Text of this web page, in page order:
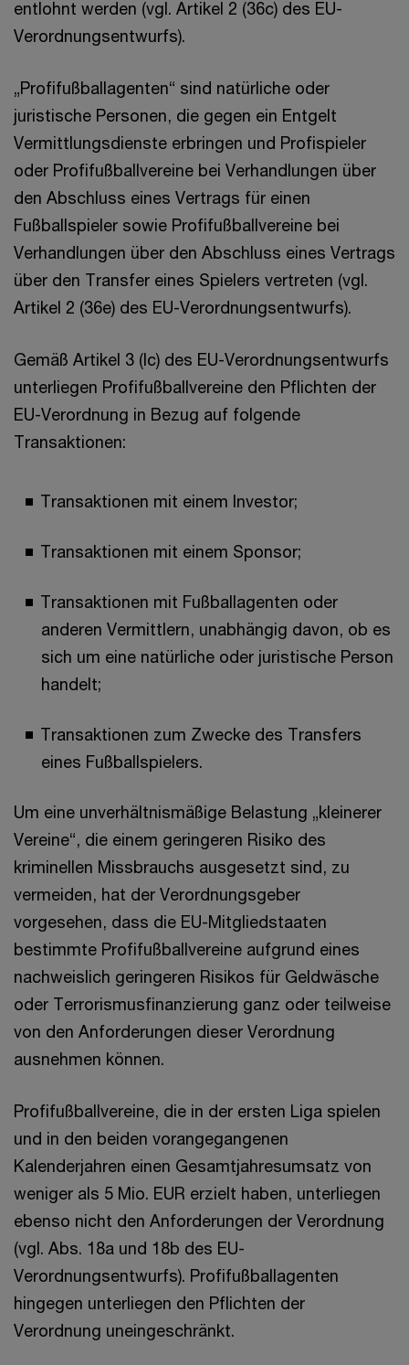
entlohnt werden (vgl. Artikel 2 (36c) des EU-
Verordnungsentwurfs).
„Profifußballagenten“ sind natürliche oder
juristische Personen, die gegen ein Entgelt
Vermittlungsdienste erbringen und Profispieler
oder Profifußballvereine bei Verhandlungen über
den Abschluss eines Vertrags für einen
Fußballspieler sowie Profifußballvereine bei
Verhandlungen über den Abschluss eines Vertrags
über den Transfer eines Spielers vertreten (vgl.
Artikel 2 (36e) des EU-Verordnungsentwurfs).
Gemäß Artikel 3 (lc) des EU-Verordnungsentwurfs
unterliegen Profifußballvereine den Pflichten der
EU-Verordnung in Bezug auf folgende
Transaktionen:
Transaktionen mit einem Investor;
Transaktionen mit einem Sponsor;
Transaktionen mit Fußballagenten oder
anderen Vermittlern, unabhängig davon, ob es
sich um eine natürliche oder juristische Person
handelt;
Transaktionen zum Zwecke des Transfers
eines Fußballspielers.
Um eine unverhältnismäßige Belastung „kleinerer
Vereine“, die einem geringeren Risiko des
kriminellen Missbrauchs ausgesetzt sind, zu
vermeiden, hat der Verordnungsgeber
vorgesehen, dass die EU-Mitgliedstaaten
bestimmte Profifußballvereine aufgrund eines
nachweislich geringeren Risikos für Geldwäsche
oder Terrorismusfinanzierung ganz oder teilweise
von den Anforderungen dieser Verordnung
ausnehmen können.
Profifußballvereine, die in der ersten Liga spielen
und in den beiden vorangegangenen
Kalenderjahren einen Gesamtjahresumsatz von
weniger als 5 Mio. EUR erzielt haben, unterliegen
ebenso nicht den Anforderungen der Verordnung
(vgl. Abs. 18a und 18b des EU-
Verordnungsentwurfs). Profifußballagenten
hingegen unterliegen den Pflichten der
Verordnung uneingeschränkt.